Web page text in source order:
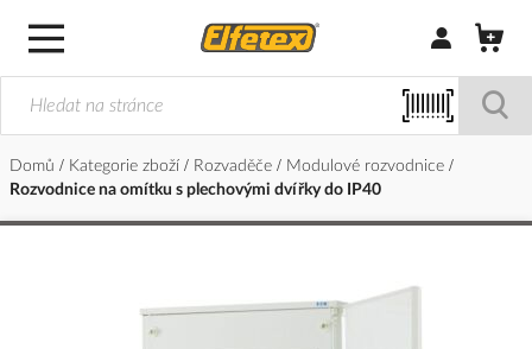
Přihlásit/
Domů Kategorie zboží Rozvaděče
Modulové rozvodnice
Rozvodnice na omítku s plechovými dvířky do IP40